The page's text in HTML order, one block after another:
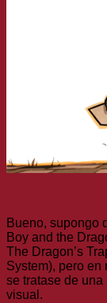
Bueno, supongo
Boy and the
The Dragon’s
System), pero
se tratase de
visual.